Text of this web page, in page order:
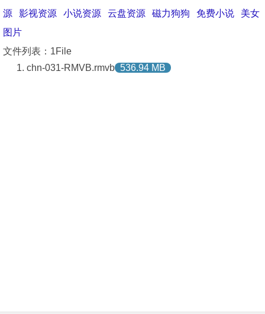
源
影视资源 小说资源 云盘资源 磁力狗狗 免费小说
美女
图片
文件列表：1File
chn-031-RMVB.rmvb 536.94 MB